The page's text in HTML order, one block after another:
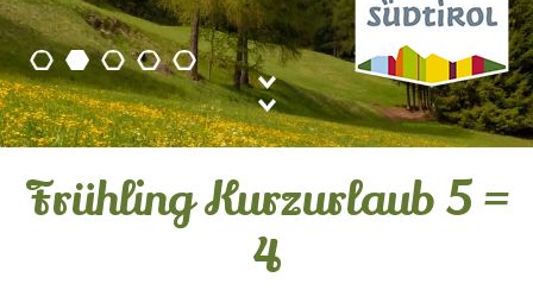
Frühling Kurzurlaub 5 =
4